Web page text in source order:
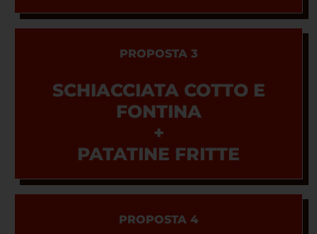
PROPOSTA 3
SCHIACCIATA COTTO E
FONTINA
+
PATATINE FRITTE
PROPOSTA 4